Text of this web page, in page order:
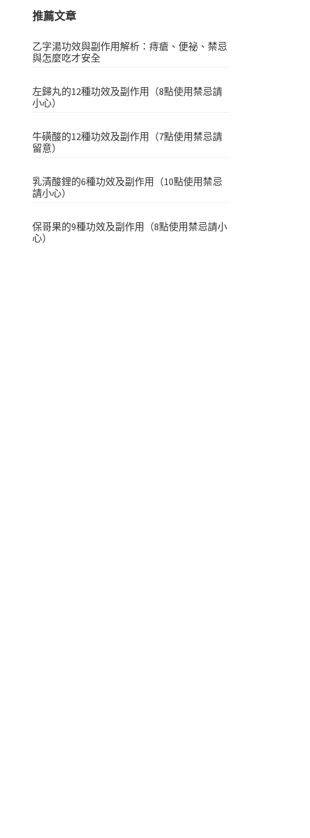
推薦文章
乙字湯功效與副作用解析：痔瘡、便祕、禁忌
與怎麼吃才安全
左歸丸的12種功效及副作用（8點使用禁忌請
小心）
牛磺酸的12種功效及副作用（7點使用禁忌請
留意）
乳清酸鋰的6種功效及副作用（10點使用禁忌
請小心）
保哥果的9種功效及副作用（8點使用禁忌請小
心）